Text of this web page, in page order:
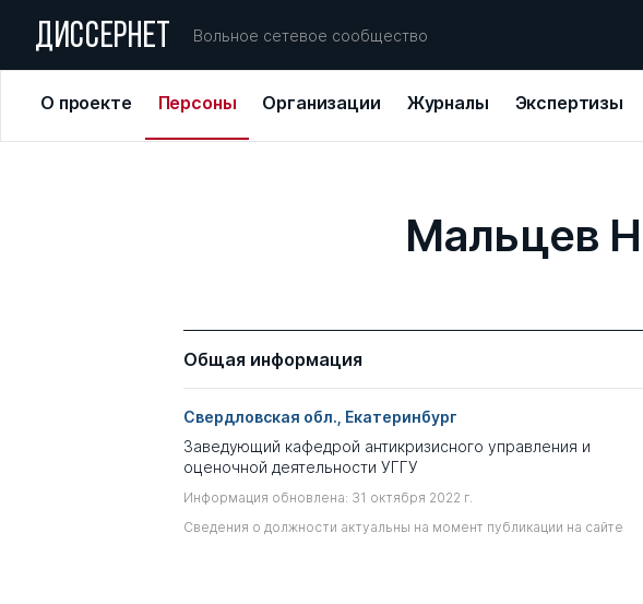
ДИССЕРНЕТ Вольное сетевое сообщество
О проекте Персоны Организации Журналы Экспертизы
Мальцев
Общая информация
Свердловская обл., Екатеринбург
Заведующий кафедрой антикризисного управления и
оценочной деятельности УГГУ
Информация обновлена: 31 октября 2022 г.
Сведения о должности актуальны на момент публикации на сайте